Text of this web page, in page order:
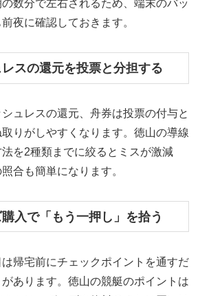
数分で左右されるため、端末のバッ
夜に確認しておきます。
スの還元を投票と分担する
ュレスの還元、舟券は投票の付与と
りがしやすくなります。徳山の導線
を2種類までに絞るとミスが激減
合も簡単になります。
入で「もう一押し」を拾う
帰宅前にチェックポイントを通すだ
あります。徳山の競艇のポイントは